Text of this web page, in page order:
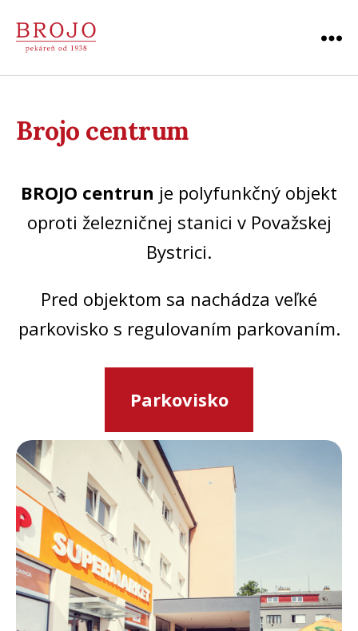
BROJO
Bystrica
Brojo centrum
BROJO centrun je polyfunkčný objekt
oproti železničnej stanici v Považskej
Bystrici.
Pred objektom sa nachádza veľké
parkovisko s regulovaním parkovaním.
Parkovisko